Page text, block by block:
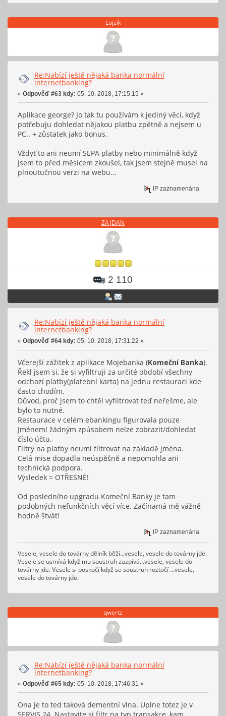
Lojzik
Re:Nabízí ještě nějaká banka normální
internetbanking?
« Odpověď #63 kdy: 05. 10. 2018, 17:15:15 »
Aplikace george? Jo tak tu používám k jediný věci, když
potřebuju dohledat nějakou platbu zpětně a nejsem u
PC.. + zůstatek jako bonus.
Vždyť to ani neumí SEPA platby nebo minimálně když
jsem to před měsícem zkoušel, tak jsem stejně musel na
plnoutučnou verzi na webu...
IP zaznamenána
ZAJDAN
2 110
Re:Nabízí ještě nějaká banka normální
internetbanking?
« Odpověď #64 kdy: 05. 10. 2018, 17:31:22 »
Včerejší zážitek z aplikace Mojebanka (Komeční Banka).
Řekl jsem si, že si vyfiltruji za určité období všechny
odchozí platby(platební karta) na jednu restauraci kde
často chodím.
Důvod, proč jsem to chtěl vyfiltrovat teď neřešme, ale
bylo to nutné.
Restaurace v celém ebankingu figurovala pouze
Jménem! žádným způsobem nelze zobrazit/dohledat
číslo účtu.
Filtry na platby neumí filtrovat na základě jména.
Celá mise dopadla neúspěšně a nepomohla ani
technická podpora.
Výsledek = OTŘESNÉ!
Od posledního upgradu Komeční Banky je tam
podobných nefunkčních věcí více. Začínamá mě vážně
hodně štvát!
IP zaznamenána
Vesele, vesele do továrny dělník běží...vesele, vesele do továrny jde.
Vesele se usmívá když mu soustruh zazpívá...vesele, vesele do
továrny jde. Vesele si poskočí když se soustruh roztočí ...vesele,
vesele do továrny jde.
qwertz
Re:Nabízí ještě nějaká banka normální
internetbanking?
« Odpověď #65 kdy: 05. 10. 2018, 17:46:31 »
Ona je to ted taková dementní vlna. Uplne totez je v